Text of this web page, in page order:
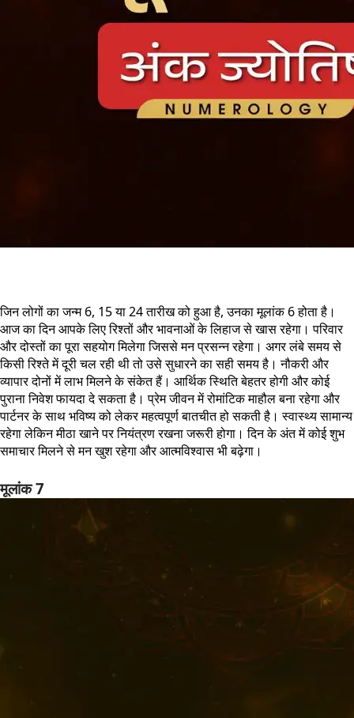
जिन लोगों का जन्म 6, 15 या 24 तारीख को हुआ है, उनका मूलांक 6 होता है।
आज का दिन आपके लिए रिश्तों और भावनाओं के लिहाज से खास रहेगा। परिवार
और दोस्तों का पूरा सहयोग मिलेगा जिससे मन प्रसन्न रहेगा। अगर लंबे समय से
किसी रिश्ते में दूरी चल रही थी तो उसे सुधारने का सही समय है। नौकरी और
व्यापार दोनों में लाभ मिलने के संकेत हैं। आर्थिक स्थिति बेहतर होगी और कोई
पुराना निवेश फायदा दे सकता है। प्रेम जीवन में रोमांटिक माहौल बना रहेगा और
पार्टनर के साथ भविष्य को लेकर महत्वपूर्ण बातचीत हो सकती है। स्वास्थ्य सामान्य
रहेगा लेकिन मीठा खाने पर नियंत्रण रखना जरूरी होगा। दिन के अंत में कोई शुभ
समाचार मिलने से मन खुश रहेगा और आत्मविश्वास भी बढ़ेगा।
मूलांक 7